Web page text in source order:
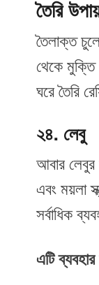
তৈরি
তৈলাক্ত
থেকে
ঘরে তৈরি
২৪. লেবু
আবার
এবং ময়লা
সর্বাধিক
এটি ব্যবহার